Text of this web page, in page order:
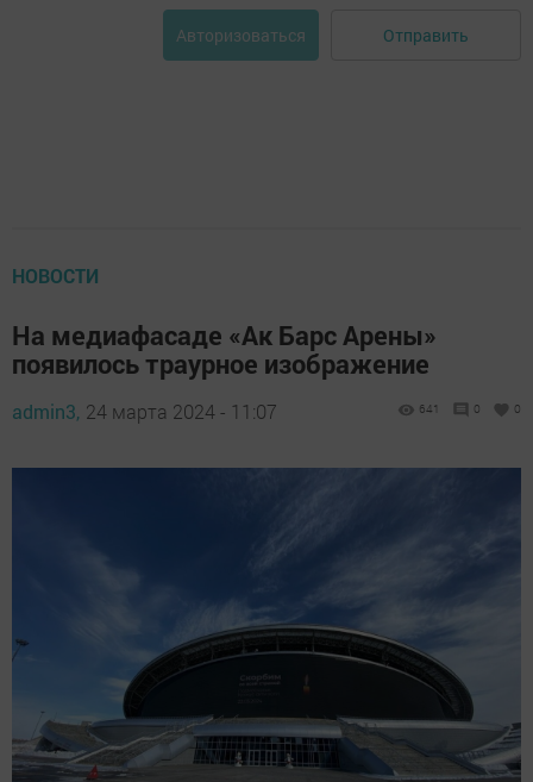
Авторизоваться Отправить
НОВОСТИ
На медиафасаде «Ак Барс Арены»
появилось траурное изображение
admin3, 24 марта 2024 - 11:07 641 0 0